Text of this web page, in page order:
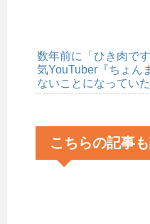
数年前に「ひき肉で
気YouTuber『ちょん
ないことになっていた
こちらの記事